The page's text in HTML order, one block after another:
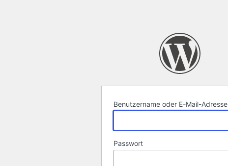
Benutzername oder E-Mail-Adresse
Passwort